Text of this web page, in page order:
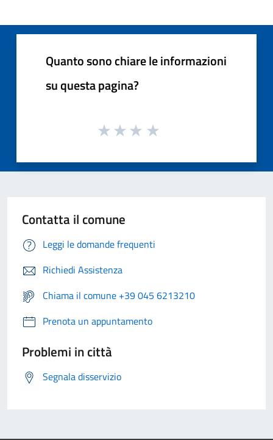
Quanto sono chiare le informazioni
su questa pagina?
Contatta il comune
Leggi le domande frequenti
Richiedi Assistenza
Chiama il comune +39 045 6213210
Prenota un appuntamento
Problemi in città
Segnala disservizio